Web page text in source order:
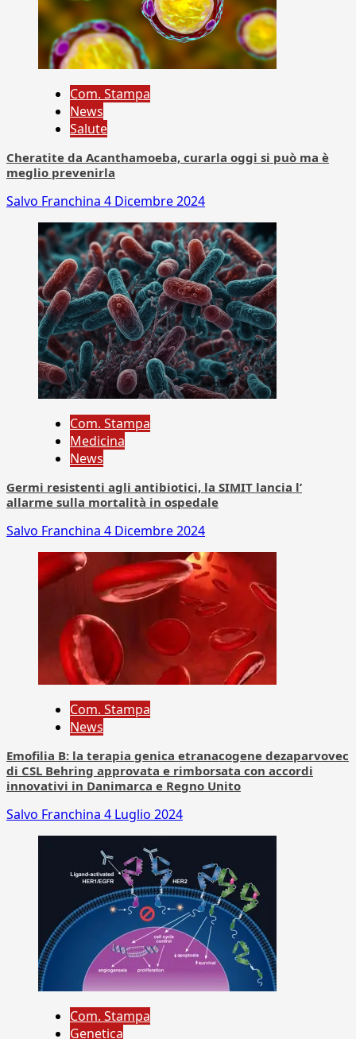
Com. Stampa
News
Salute
Cheratite da Acanthamoeba, curarla oggi si può ma è
meglio prevenirla
Salvo Franchina 4 Dicembre 2024
Com. Stampa
Medicina
News
Germi resistenti agli antibiotici, la SIMIT lancia l’
allarme sulla mortalità in ospedale
Salvo Franchina 4 Dicembre 2024
Com. Stampa
News
Emofilia B: la terapia genica etranacogene dezaparvovec
di CSL Behring approvata e rimborsata con accordi
innovativi in Danimarca e Regno Unito
Salvo Franchina 4 Luglio 2024
Com. Stampa
Genetica